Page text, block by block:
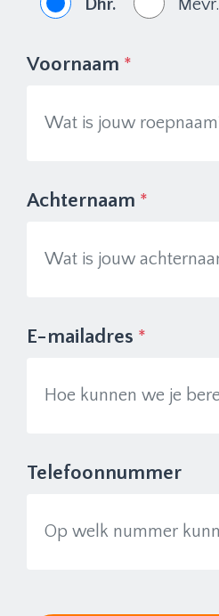
Dhr. Mevr.
Voornaam *
Achternaam *
E-mailadres *
Telefoonnummer